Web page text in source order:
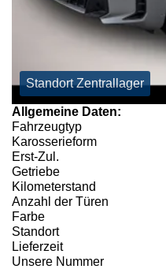
Standort Zentrallager
Allgemeine Daten:
Fahrzeugtyp
Karosserieform
Erst-Zul.
Getriebe
Kilometerstand
Anzahl der Türen
Farbe
Standort
Lieferzeit
Unsere Nummer